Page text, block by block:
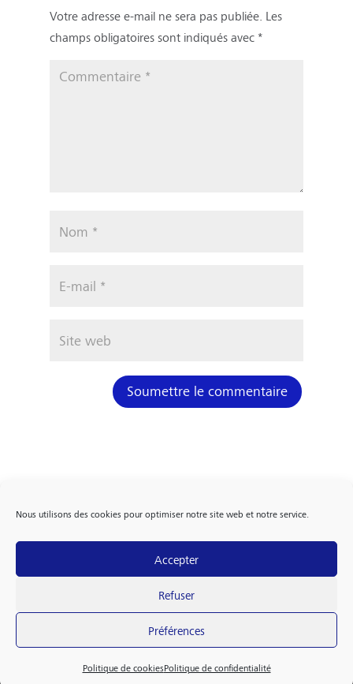
Nous utilisons des cookies pour optimiser notre site web et notre service.
Accepter
Refuser
Préférences
Politique de cookiesPolitique de confidentialité
Votre adresse e-mail ne sera pas publiée. Les
champs obligatoires sont indiqués avec *
Soumettre le commentaire
FOLLOW US
Politique de confidentialité Politique de cookies (EU)